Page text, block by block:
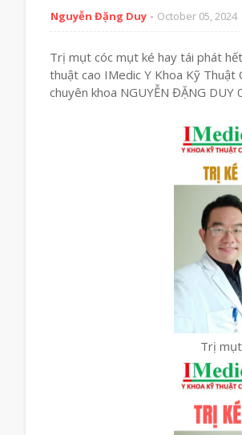
Nguyễn Đặng Duy October 05, 2024
Trị mụt cóc mụt ké hay tái phát
thuật cao IMedic Y Khoa Kỹ
chuyên khoa NGUYỄN ĐẶNG
Trị mụt